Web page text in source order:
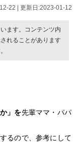
22 | 更新日:2023-01-12
ます。コンテンツ内
れることがあります
」を先輩ママ・パパ
るので、参考にして